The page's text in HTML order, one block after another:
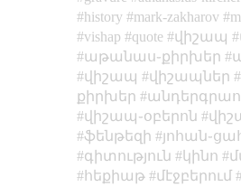
history
mark-zakharov
vishap
quote վիշապ
աթանաս֊քիրխեր
վիշապ
վիշապներ
քիրխեր
վիշապ֊օբերոն
ֆենթեզի
գիտություն
կինո
հեքիաթ
մէջբերում